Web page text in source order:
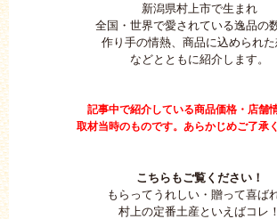
新潟県村上市で生まれ
全国・世界で愛されている逸品の数
作り手の情熱、商品に込められ
などとともに紹介します。
記事中で紹介している商品価格・店舗
取材当時のものです。あらかじめご了承
こちらもご覧ください！
もらってうれしい・贈って喜ば
村上の定番土産といえばコレ！